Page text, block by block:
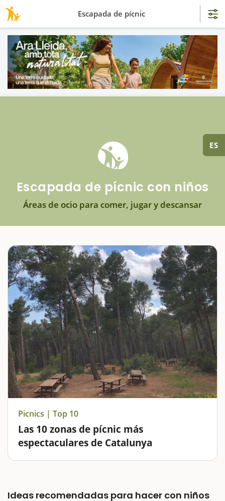
ES
Escapada de pícnic con niños
Áreas de ocio para comer, jugar y descansar
Picnics | Top 10
Las 10 zonas de pícnic más
espectaculares de Catalunya
Buscar un lugar para hacer una buena barbaoa o
encontramos áreas de pícnic espectaculares con
Ideas recomendadas para hacer con niños
Escapada de pícnic